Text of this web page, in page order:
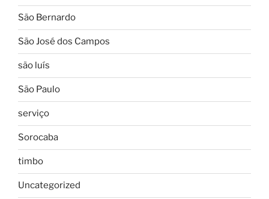
São Bernardo
São José dos Campos
são luís
São Paulo
serviço
Sorocaba
timbo
Uncategorized